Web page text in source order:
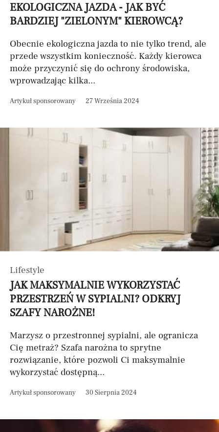
EKOLOGICZNA JAZDA - JAK BYĆ
BARDZIEJ "ZIELONYM" KIEROWCĄ?
Obecnie ekologiczna jazda to nie tylko trend, ale
przede wszystkim konieczność. Każdy kierowca
może przyczynić się do ochrony środowiska,
wprowadzając kilka...
Artykuł sponsorowany 27 Września 2024
Lifestyle
JAK MAKSYMALNIE WYKORZYSTAĆ
PRZESTRZEŃ W SYPIALNI? ODKRYJ
SZAFY NAROŻNE!
Marzysz o przestronnej sypialni, ale ogranicza
Cię metraż? Szafa narożna to sprytne
rozwiązanie, które pozwoli Ci maksymalnie
wykorzystać dostępną...
Artykuł sponsorowany 30 Sierpnia 2024